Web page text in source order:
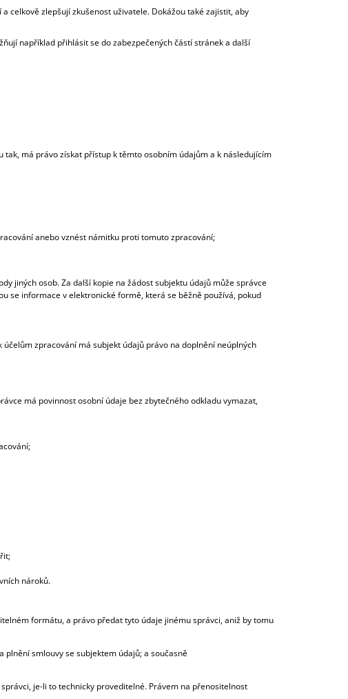
celkově zlepšují zkušenost uživatele. Dokážou také zajistit, aby
například přihlásit se do zabezpečených částí stránek a další
má právo získat přístup k těmto osobním údajům a k následujícím
anebo vznést námitku proti tomuto zpracování;
jiných osob. Za další kopie na žádost subjektu údajů může správce
se informace v elektronické formě, která se běžně používá, pokud
zpracování má subjekt údajů právo na doplnění neúplných
má povinnost osobní údaje bez zbytečného odkladu vymazat,
nároků.
formátu, a právo předat tyto údaje jinému správci, aniž by tomu
smlouvy se subjektem údajů; a současně
je-li to technicky proveditelné. Právem na přenositelnost